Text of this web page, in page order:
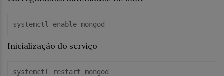
systemctl enable mongod
Inicialização do serviço
systemctl restart mongod